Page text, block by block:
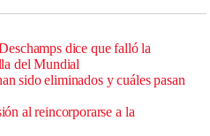
dice que falló la
del Mundial
sido eliminados y cuáles pasan
al reincorporarse a la